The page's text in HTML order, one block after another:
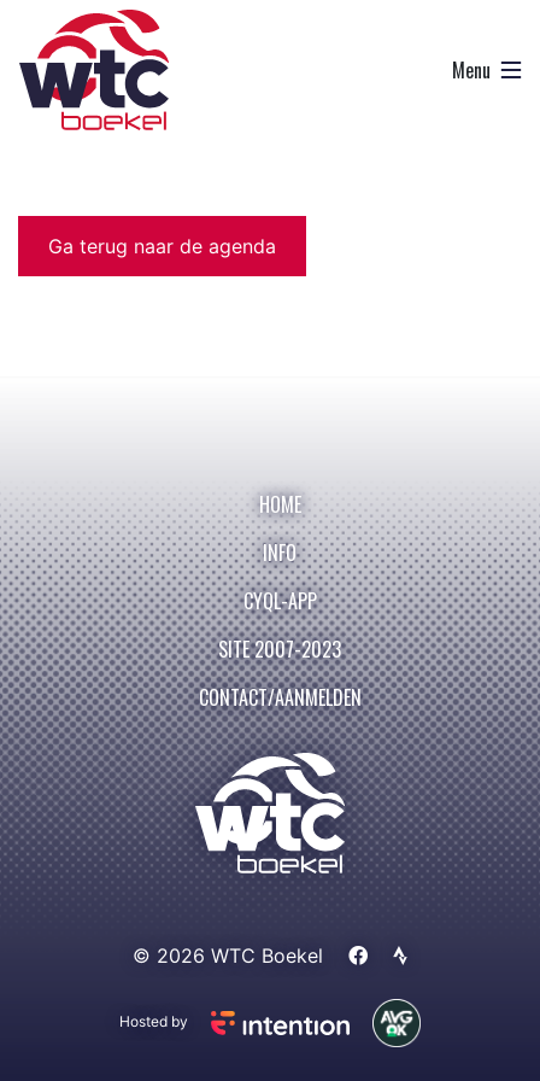
Ga terug naar de agenda
HOME
INFO
CYQL-APP
SITE 2007-2023
CONTACT/AANMELDEN
© 2026 WTC Boekel
Hosted by